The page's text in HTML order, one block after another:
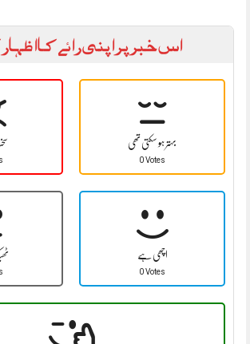
اس خبر پر اپنی رائے کا
بہتر ہو سکتی تھی
0 Votes
اچھی ہے
0 Votes